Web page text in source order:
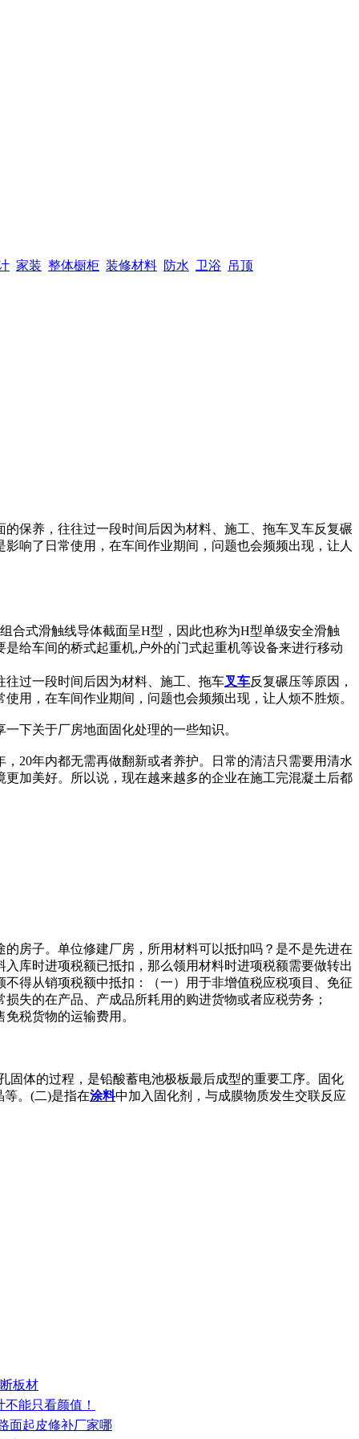
家装 整体橱柜 装修材料 防水 卫浴 吊顶
保养，往往过一段时间后因为材料、施工、拖车叉车反复碾
响了日常使用，在车间作业期间，问题也会频频出现，让人
合式滑触线导体截面呈H型，因此也称为H型单级安全滑触
给车间的桥式起重机,户外的门式起重机等设备来进行移动
过一段时间后因为材料、施工、拖车叉车反复碾压等原因，
用，在车间作业期间，问题也会频频出现，让人烦不胜烦。
下关于厂房地面固化处理的一些知识。
20年内都无需再做翻新或者养护。日常的清洁只需要用清水
加美好。所以说，现在越来越多的企业在施工完混凝土后都
房子。单位修建厂房，所用材料可以抵扣吗？是不是先进在
库时进项税额已抵扣，那么领用材料时进项税额需要做转出
得从销项税额中抵扣：（一）用于非增值税应税项目、免征
失的在产品、产成品所耗用的购进货物或者应税劳务；
税货物的运输费用。
固体的过程，是铅酸蓄电池极板最后成型的重要工序。固化
等。(二)是指在涂料中加入固化剂，与成膜物质发生交联反应
板材
能只看颜值！
面起皮修补厂家哪